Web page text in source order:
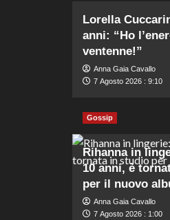
Lorella
anni: “Ho
ventenne!”
Anna Gaia Cavallo
7 Agosto 2026 : 9:10
Gossip
Rihanna in
10 anni, è
per il nuovo
Anna Gaia Cavallo
7 Agosto 2026 : 1:00